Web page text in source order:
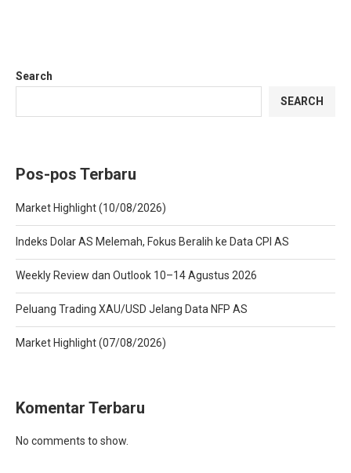
Search
SEARCH
Pos-pos Terbaru
Market Highlight (10/08/2026)
Indeks Dolar AS Melemah, Fokus Beralih ke Data CPI AS
Weekly Review dan Outlook 10–14 Agustus 2026
Peluang Trading XAU/USD Jelang Data NFP AS
Market Highlight (07/08/2026)
Komentar Terbaru
No comments to show.